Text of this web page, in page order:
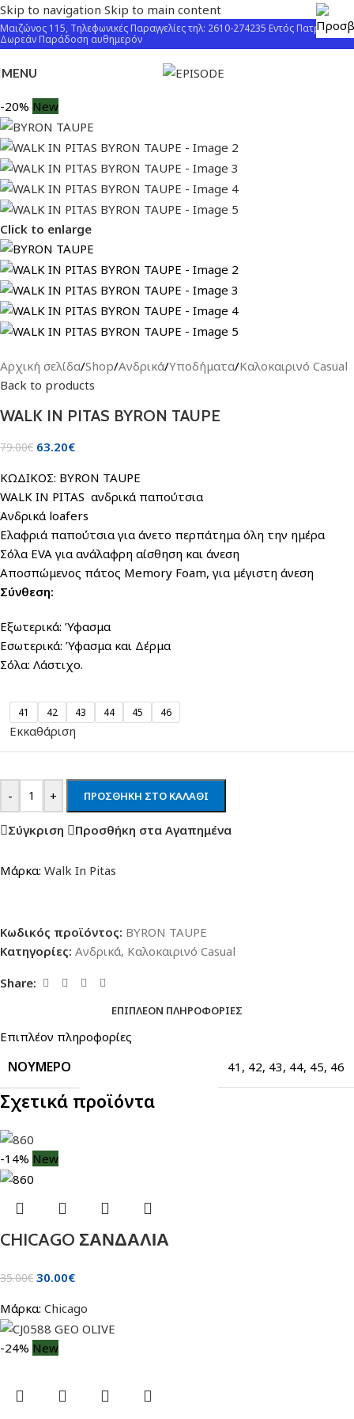
Skip to navigation Skip to main content
Μαιζώνος 115, Τηλεφωνικές Παραγγελίες τηλ: 2610-274235 Εντός Πατρών
Δωρεάν Παράδοση αυθημερόν
MENU
-20% New
Click to enlarge
Αρχική σελίδα/Shop/Ανδρικά/Υποδήματα/Καλοκαιρινό Casual
Back to products
WALK IN PITAS BYRON TAUPE
79.00€ 63.20€
ΚΩΔΙΚΟΣ: BYRON TAUPE
WALK IN PITAS ανδρικά παπούτσια
Ανδρικά loafers
Ελαφριά παπούτσια για άνετο περπάτημα όλη την ημέρα
Σόλα EVA για ανάλαφρη αίσθηση και άνεση
Αποσπώμενος πάτος Memory Foam, για μέγιστη άνεση
Σύνθεση:
Εξωτερικά: Ύφασμα
Εσωτερικά: Ύφασμα και Δέρμα
Σόλα: Λάστιχο.
41 42 43 44 45 46
Εκκαθάριση
- + ΠΡΟΣΘΉΚΗ ΣΤΟ ΚΑΛΆΘΙ
Σύγκριση Προσθήκη στα Αγαπημένα
Μάρκα: Walk In Pitas
Κωδικός προϊόντος: BYRON TAUPE
Κατηγορίες: Ανδρικά, Καλοκαιρινό Casual
Share:
ΕΠΙΠΛΈΟΝ ΠΛΗΡΟΦΟΡΊΕΣ
Επιπλέον πληροφορίες
ΝΟΎΜΕΡΟ 41 , 42, 43, 44, 45, 46
Σχετικά προϊόντα
-14% New
CHICAGO ΣΑΝΔΑΛΙΑ
35.00€ 30.00€
Μάρκα: Chicago
-24% New